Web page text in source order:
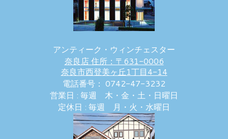
アンティーク・ウィンチェスター
奈良店 住所：〒631-0006
奈良市西登美ヶ丘1丁目4-14
電話番号： 0742-47-3232
営業日 : 毎週 木・金・土・日曜日
定休日 : 毎週 月・火・水曜日